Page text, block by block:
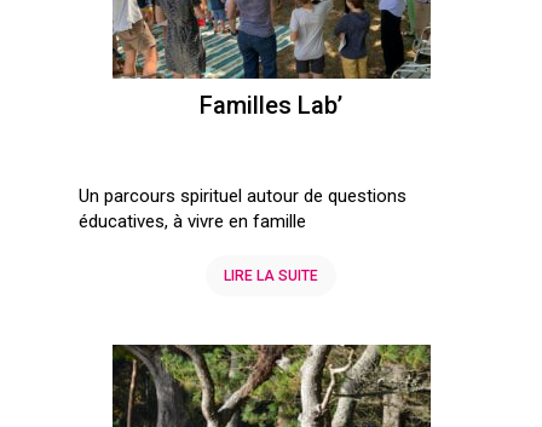
Familles Lab’
Un parcours spirituel autour de questions
éducatives, à vivre en famille
LIRE LA SUITE